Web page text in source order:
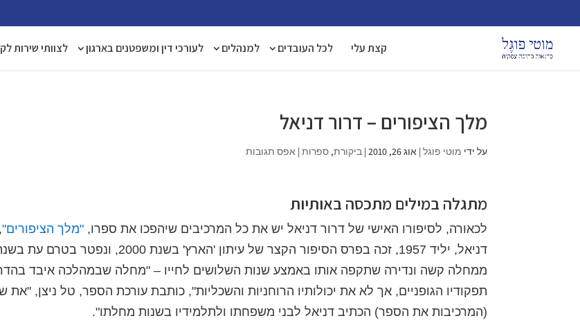
קצת עלי לכל העובדים למנהלים לעורכי דין ומשפטנים בארגון לצוותי שירות
מלך הציפורים – דרור דניאל
על ידי מוטי פוגל|אוג 26, 2010 |ביקורת,ספרות|אפס תגובות
מתגלה במילים מתכסה באותיות
לכאורה, לסיפורו האישי של דרור דניאל יש את כל המרכיבים שיהפכו את ספרו,"מלך הציפורים"
ממחלה קשה ונדירה שתקפה אותו באמצע שנות השלושים לחייו – "מחלה שבמהלכה איבד
תפקודיו הגופניים, אך לא את יכולותיו הרוחניות והשכליות", כותבת עורכת הספר, טל ניצן, "את
(המרכיבות את הספר) הכתיב דניאל לבני משפחתו ולתלמידיו בשנות מחלתו".